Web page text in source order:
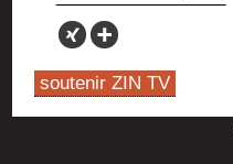
soutenir ZIN TV